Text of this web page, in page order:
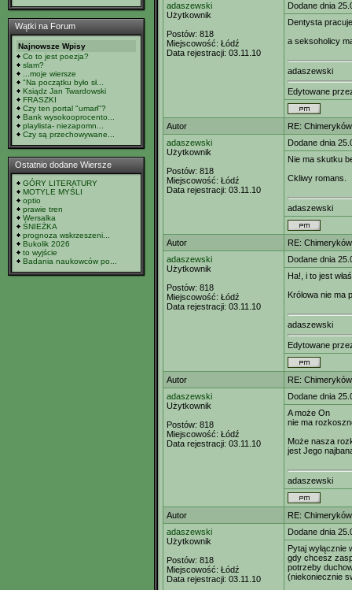
Wątki na Forum
Najnowsze Wpisy
Co to jest poezja?
slam?
...moje wiersze
"Na początku było sł...
Ksiądz Jan Twardowski
FRASZKI
Czy ten portal "umarł"?
Bank wysokooprocento...
playlista- niezapomn...
Czy są przechowywane...
Ostatnio dodane Wiersze
GÓRY LITERATURY
MOTYLE MYŚLI
optio
prawie tren
Wersalka
ŚNIEŻKA
prognoza wskrzeszeni...
Bukolik 2026
to wyjście
Badania naukowców po...
adaszewski
Użytkownik
Postów: 818
Miejscowość: Łódź
Data rejestracji: 03.11.10
Dodane dnia
Dentysta
a seksoholicy
adaszewski
Edytowane
Autor
RE:
adaszewski
Użytkownik
Postów: 818
Miejscowość: Łódź
Data rejestracji: 03.11.10
Dodane dnia
Nie ma skutku
Ckliwy romans.
adaszewski
Autor
RE:
adaszewski
Użytkownik
Postów: 818
Miejscowość: Łódź
Data rejestracji: 03.11.10
Dodane dnia
Ha!, i to jest
Królowa nie ma
adaszewski
Edytowane
Autor
RE:
adaszewski
Użytkownik
Postów: 818
Miejscowość: Łódź
Data rejestracji: 03.11.10
Dodane dnia
A może On
nie ma
Może nasza
jest Jego
adaszewski
Autor
RE:
adaszewski
Użytkownik
Postów: 818
Miejscowość: Łódź
Data rejestracji: 03.11.10
Dodane dnia
Pytaj wyłącznie
gdy chcesz
potrzeby
(niekoniecznie